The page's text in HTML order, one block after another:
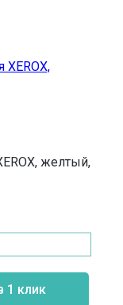
желтый,
1 клик